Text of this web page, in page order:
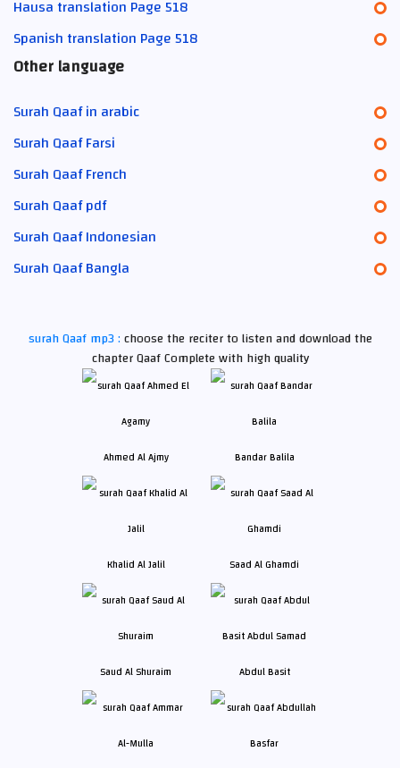
Hausa translation Page 518
Spanish translation Page 518
Other language
Surah Qaaf in arabic
Surah Qaaf Farsi
Surah Qaaf French
Surah Qaaf pdf
Surah Qaaf Indonesian
Surah Qaaf Bangla
surah Qaaf mp3 :choose the reciter to listen and download the
chapter Qaaf Complete with high quality
Ahmed Al Ajmy Bandar Balila
Khalid Al Jalil Saad Al Ghamdi
Saud Al Shuraim Abdul Basit